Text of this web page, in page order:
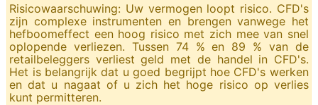
Risicowaarschuwing: Uw vermogen loopt risico. CFD's
zijn complexe instrumenten en brengen vanwege het
hefboomeffect een hoog risico met zich mee van snel
oplopende verliezen. Tussen 74 % en 89 % van de
retailbeleggers verliest geld met de handel in CFD's.
Het is belangrijk dat u goed begrijpt hoe CFD's werken
en dat u nagaat of u zich het hoge risico op verlies
kunt permitteren.